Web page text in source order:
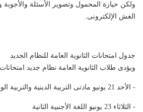
ولكن حيازة المحمول وتصوير الأسئلة
الغش الإلكترونى.
جدول امتحانات الثانوية العامة للنظام الجديد
ويؤدى طلاب الثانوية العامة نظام جديد امتحانات
- الأحد 21 يونيو مادتى التربية الدينية والتربية الوطنية
- الثلاثاء 23 يونيو اللغة الأجنبية الثانية